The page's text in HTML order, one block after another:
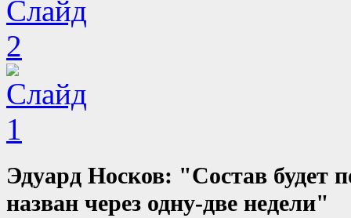
Эдуард Носков: "Состав будет
назван через одну-две недели"